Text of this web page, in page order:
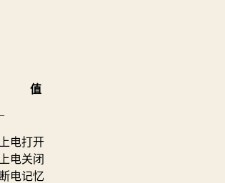
值
上电打开
上电关闭
断电记忆